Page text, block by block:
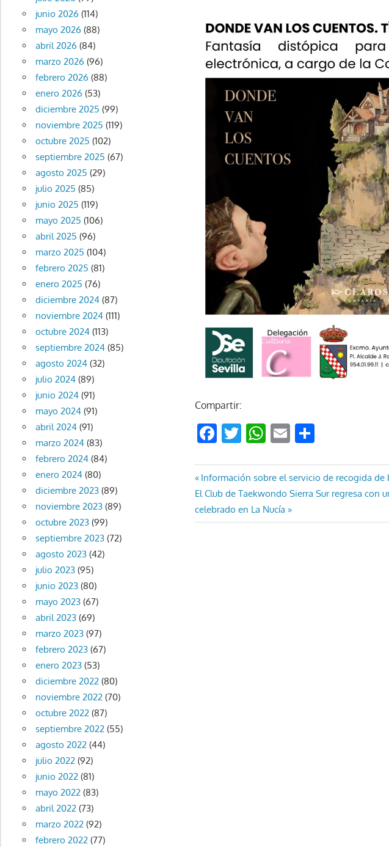
Compartir:
Facebook
Twitter
WhatsApp
Email
Navegación
de
entradas
Entrada
anterior:
Información sobre el servicio de recogida
Entrada
siguiente:
El Club de Taekwondo Sierra Sur regresa con
celebrado en La Nucía
junio 2026 (114)
mayo 2026 (88)
abril 2026 (84)
marzo 2026 (96)
febrero 2026 (88)
enero 2026 (53)
diciembre 2025 (99)
noviembre 2025 (119)
octubre 2025 (102)
septiembre 2025 (67)
agosto 2025 (29)
julio 2025 (85)
junio 2025 (119)
mayo 2025 (106)
abril 2025 (96)
marzo 2025 (104)
febrero 2025 (81)
enero 2025 (76)
diciembre 2024(87)
noviembre 2024(111)
octubre 2024(113)
septiembre 2024(85)
agosto 2024(32)
julio 2024(89)
junio 2024(91)
mayo 2024(91)
abril 2024(91)
marzo 2024(83)
febrero 2024(84)
enero 2024(80)
diciembre 2023(89)
noviembre 2023(89)
octubre 2023(99)
septiembre 2023(72)
agosto 2023(42)
julio 2023(95)
junio 2023(80)
mayo 2023(67)
abril 2023(69)
marzo 2023(97)
febrero 2023(67)
enero 2023(53)
diciembre 2022(80)
noviembre 2022(70)
octubre 2022(87)
septiembre 2022(55)
agosto 2022(44)
julio 2022(92)
junio 2022(81)
mayo 2022(83)
abril 2022(73)
marzo 2022(92)
febrero 2022(77)